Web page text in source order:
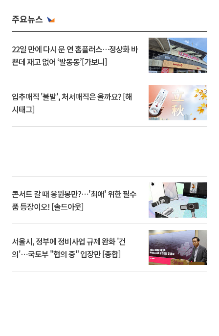
주요뉴스
22일 만에 다시 문 연 홈플러스…정상화 바
쁜데 재고 없어 ‘발동동’[가보니]
입추매직 '불발', 처서매직은 올까요? [해
시태그]
콘서트 갈 때 응원봉만?⋯'최애' 위한 필수
품 등장이오! [솔드아웃]
서울시, 정부에 정비사업 규제 완화 '건
의'⋯국토부 "협의 중" 입장만 [종합]